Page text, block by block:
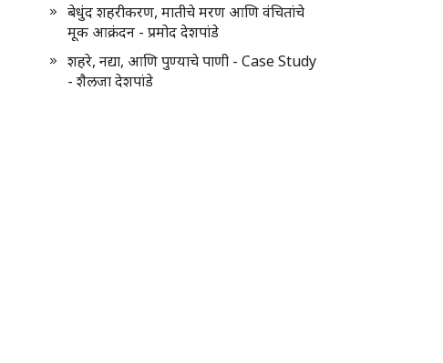
बेधुंद शहरीकरण, मातीचे मरण आणि वंचितांचे
मूक आक्रंदन - प्रमोद देशपांडे
शहरे, नद्या, आणि पुण्याचे पाणी - Case Study
- शैलजा देशपांडे